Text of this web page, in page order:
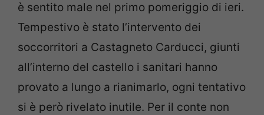
è sentito male nel primo pomeriggio di ieri.
Tempestivo è stato l’intervento dei
soccorritori a Castagneto Carducci, giunti
all’interno del castello i sanitari hanno
provato a lungo a rianimarlo, ogni tentativo
si è però rivelato inutile. Per il conte non